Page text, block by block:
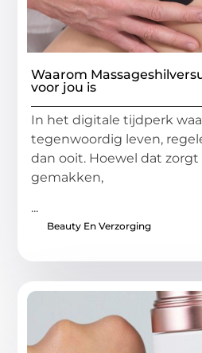
Waarom
voor jou is
In het digitale tijdperk
tegenwoordig leven,
dan ooit. Hoewel dat zorgt
gemakken,
...
Beauty En Verzorging